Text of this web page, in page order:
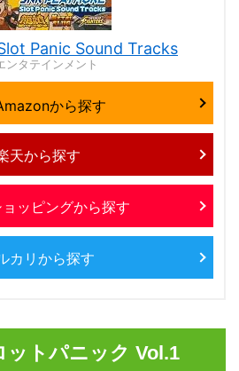
Panic Sound Tracks
ンタテインメント
から探す
天から探す
ッピングから探す
カリから探す
ットパニック Vol.1